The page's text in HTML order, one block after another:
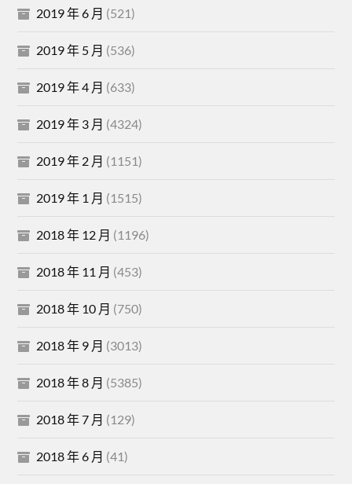
2019 年 6 月 (521)
2019 年 5 月 (536)
2019 年 4 月 (633)
2019 年 3 月 (4324)
2019 年 2 月 (1151)
2019 年 1 月 (1515)
2018 年 12 月 (1196)
2018 年 11 月 (453)
2018 年 10 月 (750)
2018 年 9 月 (3013)
2018 年 8 月 (5385)
2018 年 7 月 (129)
2018 年 6 月 (41)